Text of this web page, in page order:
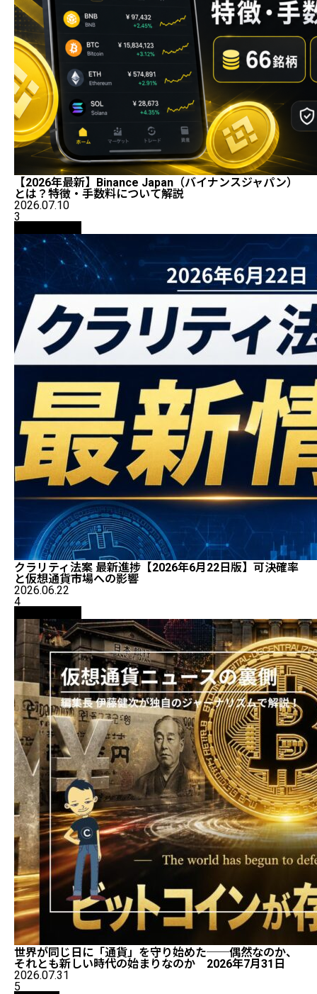
【2026年最新】Binance Japan（バイナンスジャパン）
とは？特徴・手数料について解説
2026.07.10
3
クラリティ法案 最新進捗【2026年6月22日版】可決確率
と仮想通貨市場への影響
2026.06.22
4
世界が同じ日に「通貨」を守り始めた──偶然なのか、
それとも新しい時代の始まりなのか 2026年7月31日
2026.07.31
5